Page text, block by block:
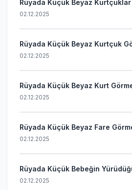
Rüyada Küçük Beyaz
02.12.2025
Rüyada Küçük Beyaz Kurtçuk
02.12.2025
Rüyada Küçük Beyaz Kurt
02.12.2025
Rüyada Küçük Beyaz Fare
02.12.2025
Rüyada Küçük Bebeğin
02.12.2025